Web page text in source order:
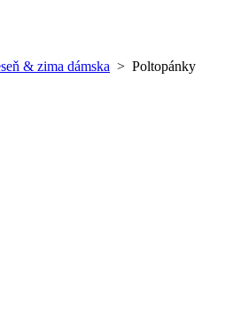
& zima dámska > Poltopánky